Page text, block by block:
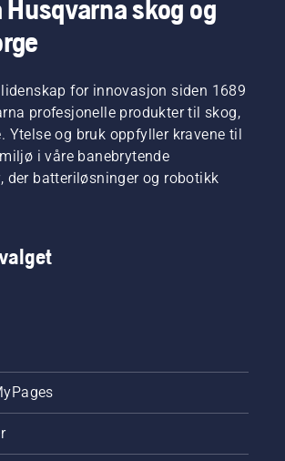
som kan
redusere
problemer
en del av
Husqvarna skog og
for innovasjon siden 1689
profesjonelle produkter til skog,
Ytelse og bruk oppfyller kravene til
i våre banebrytende
der batteriløsninger og robotikk